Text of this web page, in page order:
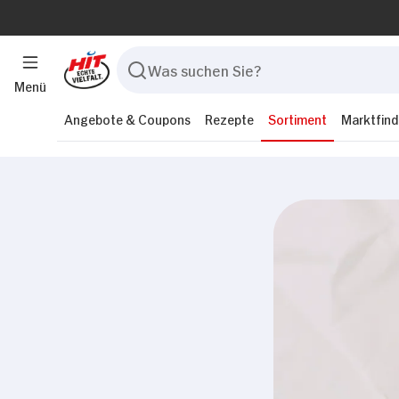
Menü
Angebote & Coupons
Rezepte Sortiment